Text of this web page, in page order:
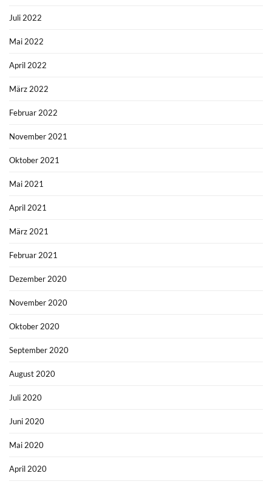
Juli 2022
Mai 2022
April 2022
März 2022
Februar 2022
November 2021
Oktober 2021
Mai 2021
April 2021
März 2021
Februar 2021
Dezember 2020
November 2020
Oktober 2020
September 2020
August 2020
Juli 2020
Juni 2020
Mai 2020
April 2020